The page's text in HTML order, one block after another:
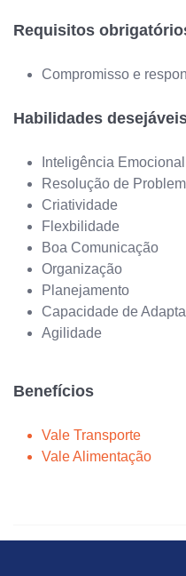
Requisitos
Compromisso e
Habilidades
Inteligência Emocional
Resolução de
Criatividade
Flexbilidade
Boa Comunicação
Organização
Planejamento
Capacidade de
Agilidade
Benefícios
Vale Transporte
Vale Alimentação